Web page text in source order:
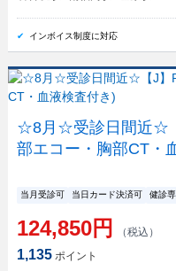
インボイス制度に対応
☆8月☆受診日間近☆
部エコー・胸部CT・
当月受診可 当日カード決済可 健診
124,850円 （税込）
1,135ポイント